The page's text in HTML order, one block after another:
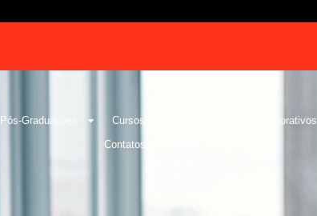
Pós-Graduações Cursos Livres Treinamentos Corporativos
Contatos